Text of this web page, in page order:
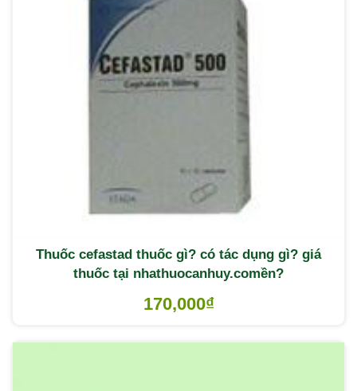
Thuốc cefastad thuốc gì? có tác dụng gì? giá
thuốc tại nhathuocanhuy.comền?
170,000₫